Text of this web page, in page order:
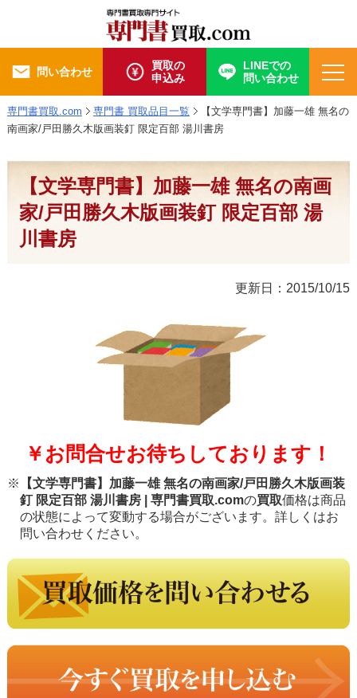
問い合わせ
買取の
申込み
LINEでの
問い合わせ
専門書買取.com 専門書 買取品目一覧
【文学専門書】加藤一雄 無名の
南画家/戸田勝久木版画装釘 限定百部 湯川書房
【文学専門書】加藤一雄 無名の南画
家/戸田勝久木版画装釘 限定百部 湯
川書房
更新日：2015/10/15
￥お問合せお待ちしております！
※
【文学専門書】加藤一雄 無名の南画家/戸田勝久木版画装
釘 限定百部 湯川書房 | 専門書買取.comの買取価格は商品
の状態によって変動する場合がございます。詳しくはお
問い合わせください。